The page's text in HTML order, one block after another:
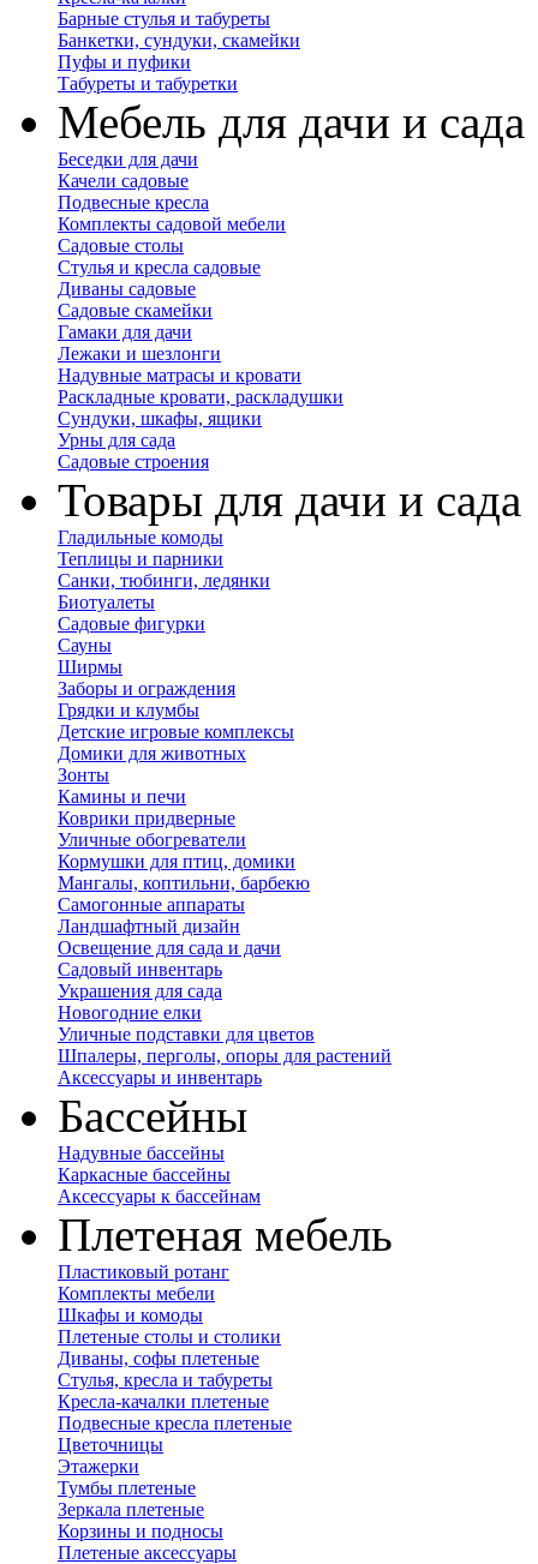
Барные стулья и табуреты
Банкетки, сундуки, скамейки
Пуфы и пуфики
Табуреты и табуретки
Мебель для дачи и сада
Беседки для дачи
Качели садовые
Подвесные кресла
Комплекты садовой мебели
Садовые столы
Стулья и кресла садовые
Диваны садовые
Садовые скамейки
Гамаки для дачи
Лежаки и шезлонги
Надувные матрасы и кровати
Раскладные кровати, раскладушки
Сундуки, шкафы, ящики
Урны для сада
Садовые строения
Товары для дачи и сада
Гладильные комоды
Теплицы и парники
Санки, тюбинги, ледянки
Биотуалеты
Садовые фигурки
Сауны
Ширмы
Заборы и ограждения
Грядки и клумбы
Детские игровые комплексы
Домики для животных
Зонты
Камины и печи
Коврики придверные
Уличные обогреватели
Кормушки для птиц, домики
Мангалы, коптильни, барбекю
Самогонные аппараты
Ландшафтный дизайн
Освещение для сада и дачи
Садовый инвентарь
Украшения для сада
Новогодние елки
Уличные подставки для цветов
Шпалеры, перголы, опоры для растений
Аксессуары и инвентарь
Бассейны
Надувные бассейны
Каркасные бассейны
Аксессуары к бассейнам
Плетеная мебель
Пластиковый ротанг
Комплекты мебели
Шкафы и комоды
Плетеные столы и столики
Диваны, софы плетеные
Стулья, кресла и табуреты
Кресла-качалки плетеные
Подвесные кресла плетеные
Цветочницы
Этажерки
Тумбы плетеные
Зеркала плетеные
Корзины и подносы
Плетеные аксессуары